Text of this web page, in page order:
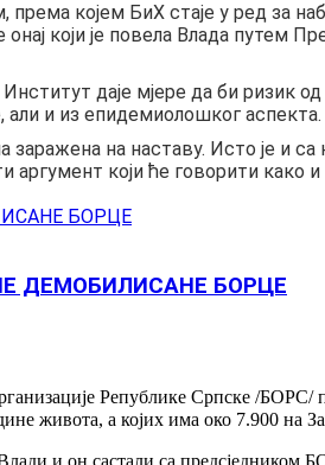
према којем БиХ стаје у ред за
који је повела Влада путем
даје мјере да би ризик
али и из епидемиолошког аспекта.
заражена на наставу. Исто је и
који ће говорити како и
ДЕМОБИЛИСАНЕ БОРЦЕ
Републике Српске /БОРС/
живота, а којих има око 7.900 на
и он састали са предсједником